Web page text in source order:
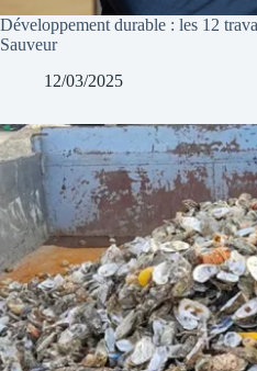
Développement durable : les 12
Sauveur
12/03/2025